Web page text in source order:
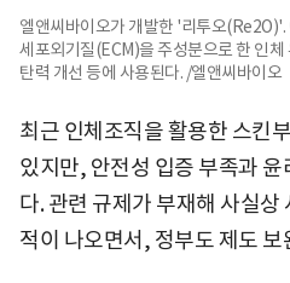
엘앤씨바이오가 개발한 '리투오
세포외기질(ECM)을 주성분으로 한 인
탄력 개선 등에 사용된다. /엘앤씨바이오
최근 인체조직을 활용한 스킨
있지만, 안전성 입증 부족과 윤
다. 관련 규제가 부재해 사실상
적이 나오면서, 정부도 제도